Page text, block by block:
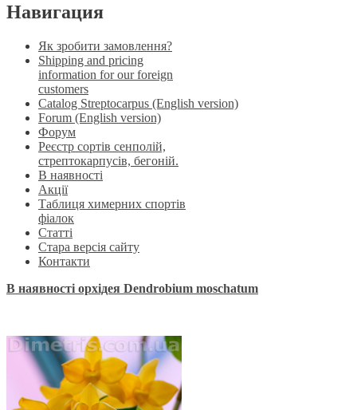
Навигация
Як зробити замовлення?
Shipping and pricing
information for our foreign
customers
Catalog Streptocarpus (English version)
Forum (English version)
Форум
Реєстр сортів сенполій,
стрептокарпусів, бегоній.
В наявності
Акції
Таблиця химерних спортів
фіалок
Статті
Стара версія сайту
Контакти
В наявності орхідея Dendrobium moschatum